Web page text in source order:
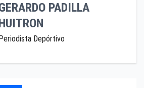
PADILLA
Periodista Depórtivo